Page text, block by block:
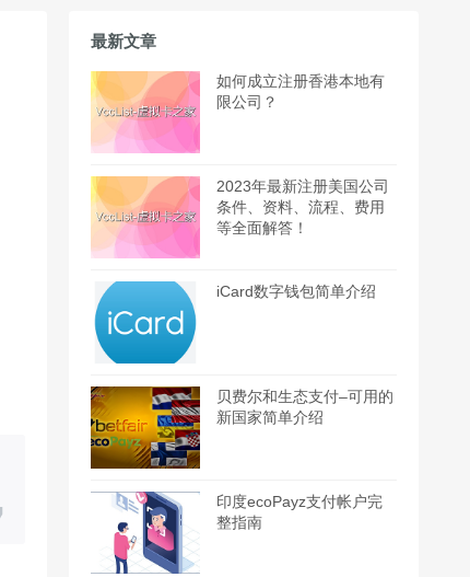
最新文章
如何成立注册香港本地有
限公司？
2023年最新注册美国公司
条件、资料、流程、费用
等全面解答！
iCard数字钱包简单介绍
贝费尔和生态支付–可用的
新国家简单介绍
印度ecoPayz支付帐户完
整指南